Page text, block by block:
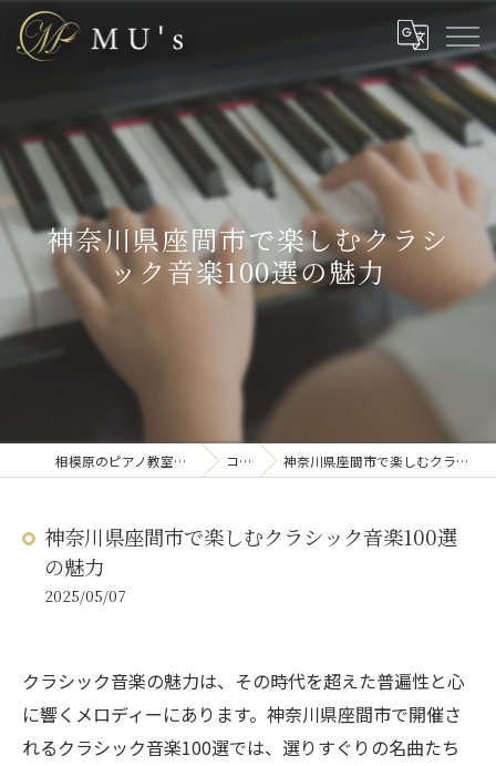
神奈川県座間市で楽しむクラシ
ック音楽100選の魅力
相模原のピアノ教室なら株式会社MU’s コラム 神奈川県座間市で楽しむクラシック音楽100選の魅力
神奈川県座間市で楽しむクラシック音楽100選
の魅力
2025/05/07
クラシック音楽の魅力は、その時代を超えた普遍性と心
に響くメロディーにあります。神奈川県座間市で開催さ
れるクラシック音楽100選では、選りすぐりの名曲たち